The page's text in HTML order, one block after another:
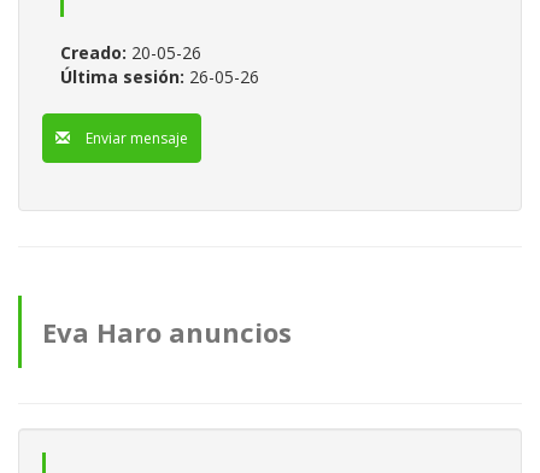
Creado: 20-05-26
Última sesión: 26-05-26
Enviar mensaje
Eva Haro anuncios